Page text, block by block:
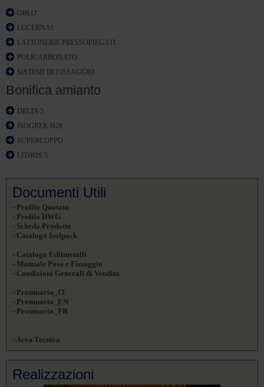
OBLO'
LUCERNAI
LATTONERIE PRESSOPIEGATI
POLICARBONATO
SISTEMI DI FISSAGGIO
Bonifica amianto
DELTA 5
ISOGREK H28
SUPERCOPPO
LITHOS 5
Documenti Utili
- Profilo Quotato
- Profilo DWG
- Scheda Prodotto
- Catalogo Isolpack
- Catalogo Edilmetalli
- Manuale Posa e Fissaggio
- Condizioni Generali di Vendita
- Prontuario_IT
- Prontuario_EN
- Prontuario_FR
- Area Tecnica
Realizzazioni